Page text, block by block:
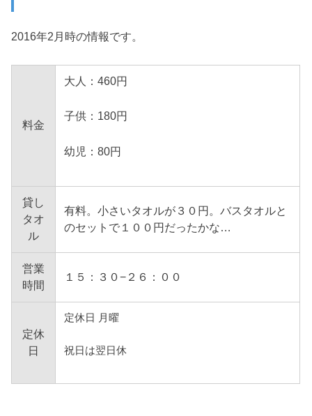
2016年2月時の情報です。
料金
大人：460円
子供：180円
幼児：80円
貸し
タオ
ル
有料。小さいタオルが３０円。バスタオルと
のセットで１００円だったかな…
営業
時間
１５：３０−２６：００
定休
日
定休日 月曜
祝日は翌日休